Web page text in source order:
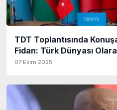
TDT Toplantısında
Fidan: Türk Dünyası
07 Ekim 2025